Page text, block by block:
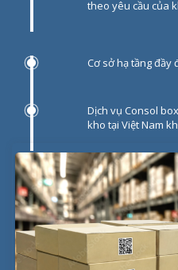
theo yêu cầu của
Cơ sở hạ tầng đầy
Dịch vụ Consol
kho tại Việt Nam